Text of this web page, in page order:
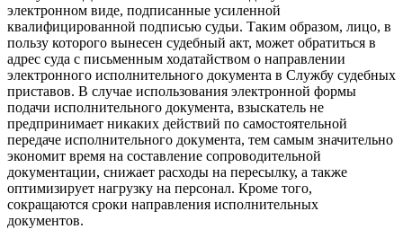
электронном виде, подписанные усиленной
квалифицированной подписью судьи. Таким образом, лицо, в
пользу которого вынесен судебный акт, может обратиться в
адрес суда с письменным ходатайством о направлении
электронного исполнительного документа в Службу судебных
приставов. В случае использования электронной формы
подачи исполнительного документа, взыскатель не
предпринимает никаких действий по самостоятельной
передаче исполнительного документа, тем самым значительно
экономит время на составление сопроводительной
документации, снижает расходы на пересылку, а также
оптимизирует нагрузку на персонал. Кроме того,
сокращаются сроки направления исполнительных
документов.